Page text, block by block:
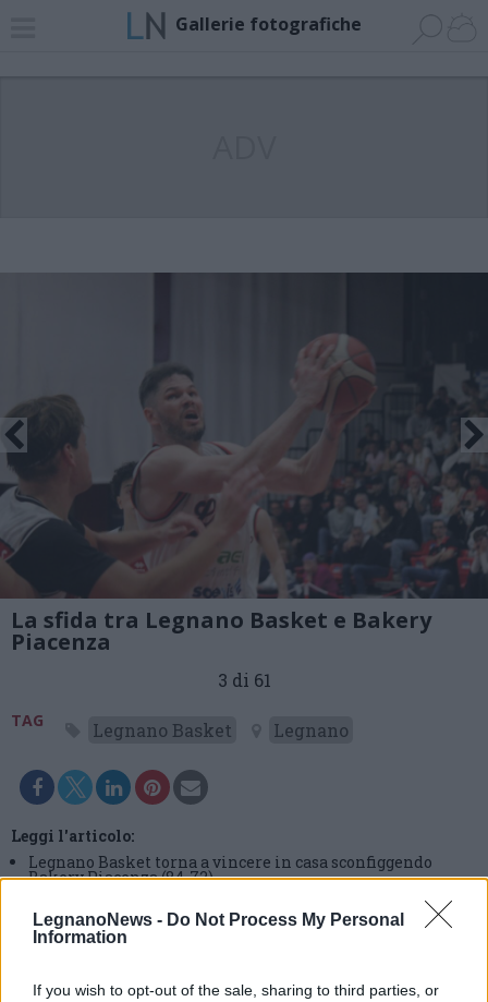
LegnanoNews - Do Not Process My Personal
Information
If you wish to opt-out of the sale, sharing to third parties, or
Gallerie fotografiche
La sfida tra Legnano Basket e Bakery
Piacenza
3 di 61
TAG Legnano Basket Legnano
Leggi l'articolo:
Legnano Basket torna a vincere in casa sconfiggendo
Bakery Piacenza (84-72)